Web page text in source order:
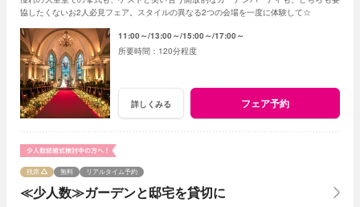
協したくないお2人必見フェア。スタイルの異なる2つの会場を一度に体験して☆
11:00～ 13:00～ 15:00～ 17:00～
120分程度
詳しくみる フェア予約
≪少人数≫ガーデンと邸宅を貸切に
残席 無料 リアルタイム予約